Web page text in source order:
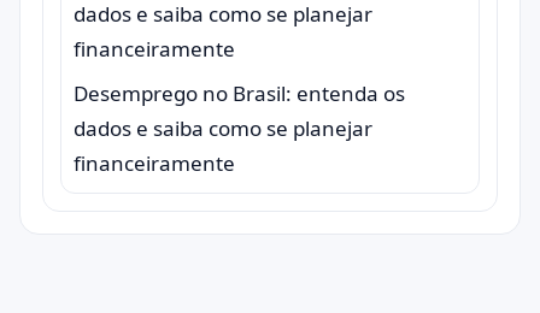
Desemprego no Brasil: entenda os
dados e saiba como se planejar
financeiramente